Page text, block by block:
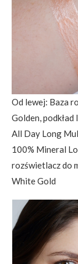
Od lewej: Baza
Golden,
All Day Long
100% Mineral
rozświetlacz do
White Gold